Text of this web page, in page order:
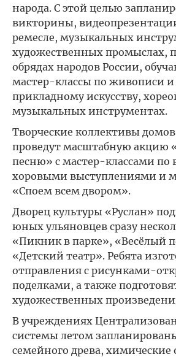
народа. С этой целью
викторины,
ремесле, музыкальных
художественных промыслах,
обрядах народов России,
мастер-классы по живописи
прикладному искусству,
музыкальных инструментах.
Творческие коллективы
проведут масштабную акцию
песню» с мастер-классами по
хоровыми выступлениями и
«Споем всем двором».
Дворец культуры «Руслан»
юных ульяновцев сразу
«Пикник в парке», «Весёлый
«Детский театр». Ребята
отправления с рисунками-
поделками, а также
художественных
В учреждениях
системы летом
семейного древа,